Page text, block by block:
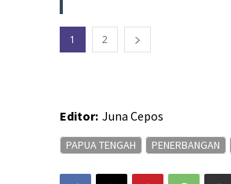
1 2
Editor: Juna Cepos
PAPUA TENGAH PENERBANGAN